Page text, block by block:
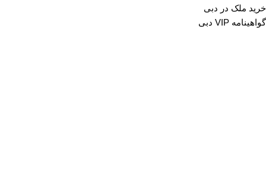
خرید ملک در دبی
گواهینامه VIP دبی